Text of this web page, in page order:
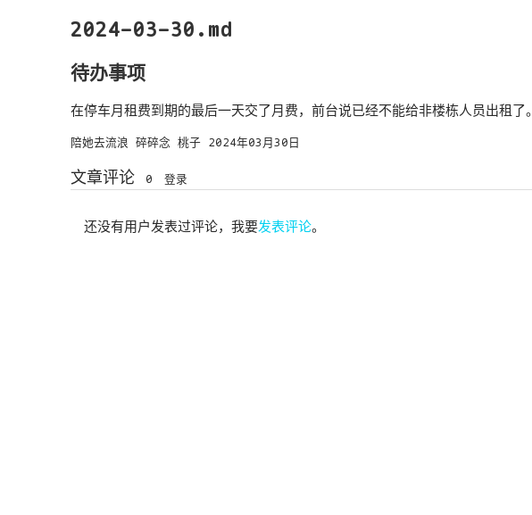
2024-03-30.md
待办事项
在停车月租费到期的最后一天交了月费，前台说已经不能给非楼栋人员出租了。
陪她去流浪 碎碎念 桃子 2024年03月30日
文章评论 0 登录
还没有用户发表过评论，我要发表评论。